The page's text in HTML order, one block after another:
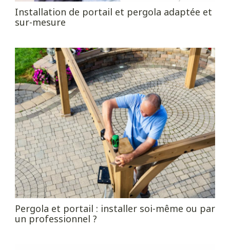
Installation de portail et pergola adaptée et
sur-mesure
Pergola et portail : installer soi-même ou par
un professionnel ?